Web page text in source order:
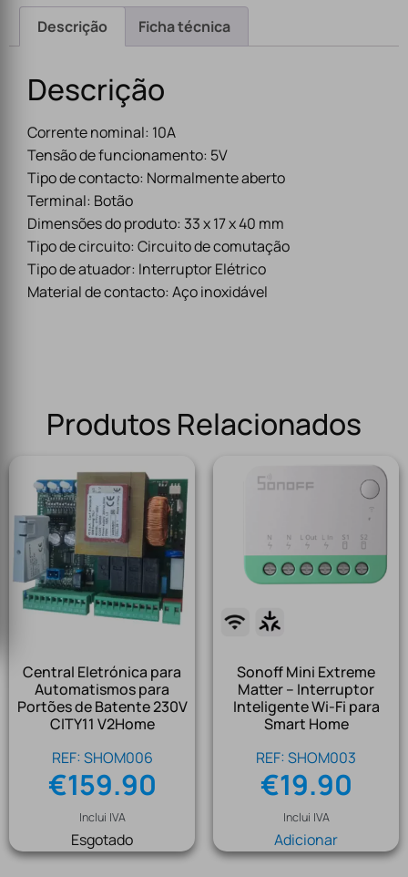
Descrição Ficha técnica
Descrição
Corrente nominal: 10A
Tensão de funcionamento: 5V
Tipo de contacto: Normalmente aberto
Terminal: Botão
Dimensões do produto: 33 x 17 x 40 mm
Tipo de circuito: Circuito de comutação
Tipo de atuador: Interruptor Elétrico
Material de contacto: Aço inoxidável
Produtos Relacionados
Central Eletrónica para
Automatismos para
Portões de Batente 230V
CITY11 V2Home
REF: SHOM006
€159.90
Inclui IVA
Esgotado
Sonoff Mini Extreme
Matter – Interruptor
Inteligente Wi-Fi para
Smart Home
REF: SHOM003
€19.90
Inclui IVA
Adicionar